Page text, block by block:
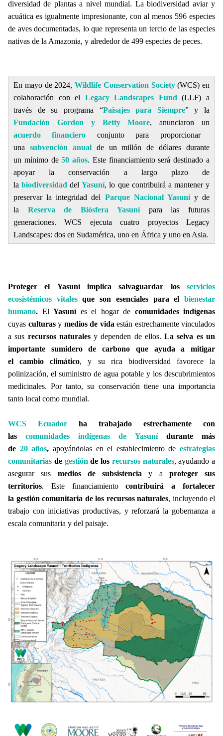
diversidad de plantas a nivel mundial. La biodiversidad aviar y
acuática es igualmente impresionante, con al menos 596 especies
de aves documentadas, lo que representa un tercio de las especies
nativas de la Amazonia, y alrededor de 499 especies de peces.
En mayo de 2024, Wildlife Conservation Society (WCS) en
colaboración con el Legacy Landscapes Fund
(LLF) a
través de su programa “Paisajes para Siempre” y la
Fundación
Gordon y Betty Moore,
anunciaron un
acuerdo financiero conjunto para proporcionar
una subvención anual de un millón de dólares durante
un mínimo de 50 años. Este financiamiento será destinado a
apoyar la conservación a largo plazo de
labiodiversidad delYasuní, lo que contribuirá a mantener y
preservar la integridad del Parque Nacional Yasuní y de
la Reserva de Biósfera Yasuní
para las futuras
generaciones. WCS ejecuta cuatro proyectos Legacy
Landscapes: dos en Sudamérica, uno en África y uno en Asia.
Proteger el Yasuní implica salvaguardar los servicios
ecosistémicos vitalesque son esenciales para elbienestar
humano. El Yasuníes el hogar de comunidades indígenas
cuyas culturas y medios de vida están estrechamente vinculados
a sus recursos naturalesy dependen de ellos.La selva es un
importante sumidero de carbono que ayuda a mitigar
el cambio climático, y su rica biodiversidad favorece la
polinización, el suministro de agua potable y los descubrimientos
medicinales. Por tanto, su conservación tiene una importancia
tanto local como mundial.
WCS Ecuador ha trabajado estrechamente con
las comunidades indígenas de Yasuní durante más
de 20 años, apoyándolas en el establecimiento de estrategias
comunitarias de gestión de los recursos naturales, ayudando a
asegurar sus medios de subsistencia y a proteger sus
territorios. Este financiamientocontribuirá a fortalecer
la gestión comunitaria de los recursos naturales, incluyendo el
trabajo con iniciativas productivas, y reforzará la gobernanza a
escala comunitaria y del paisaje.